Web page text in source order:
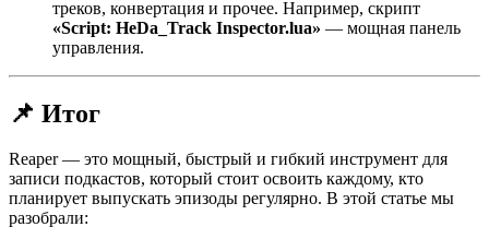
треков, конвертация и прочее. Например, скрипт
«Script: HeDa_Track Inspector.lua» — мощная панель
управления.
📌 Итог
Reaper — это мощный, быстрый и гибкий инструмент для
записи подкастов, который стоит освоить каждому, кто
планирует выпускать эпизоды регулярно. В этой статье мы
разобрали: